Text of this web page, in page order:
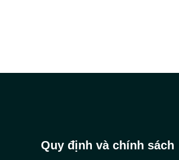
Quy định và chính sách